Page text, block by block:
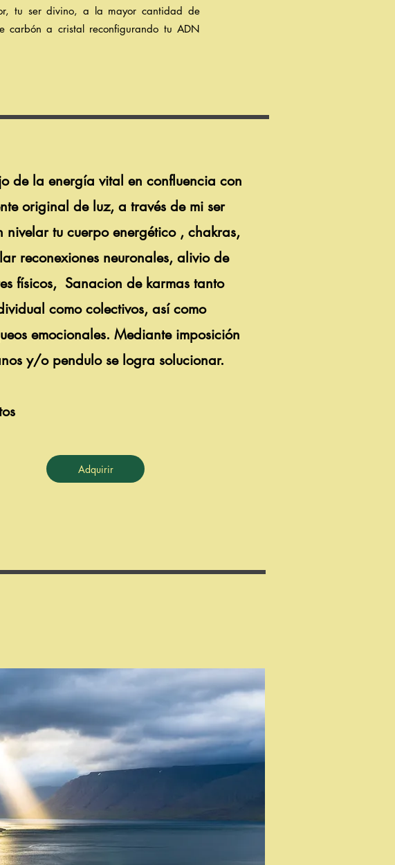
tu ser divino, a la mayor cantidad de
carbón a cristal reconfigurando tu ADN
de la energía vital en confluencia con
original de luz, a través de mi ser
nivelar tu cuerpo energético , chakras,
reconexiones neuronales, alivio de
físicos, Sanacion de karmas tanto
como colectivos, así como
emocionales. Mediante imposición
y/o pendulo se logra solucionar.
Adquirir